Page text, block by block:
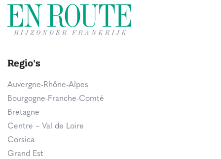
Regio's
Auvergne-Rhône-Alpes
Bourgogne-Franche-Comté
Bretagne
Centre – Val de Loire
Corsica
Grand Est